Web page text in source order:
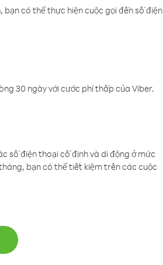
có thể thực hiện cuộc gọi đến số điện
30 ngày với cước phí thấp của Viber.
số điện thoại cố định và di động ở mức
bạn có thể tiết kiệm trên các cuộc